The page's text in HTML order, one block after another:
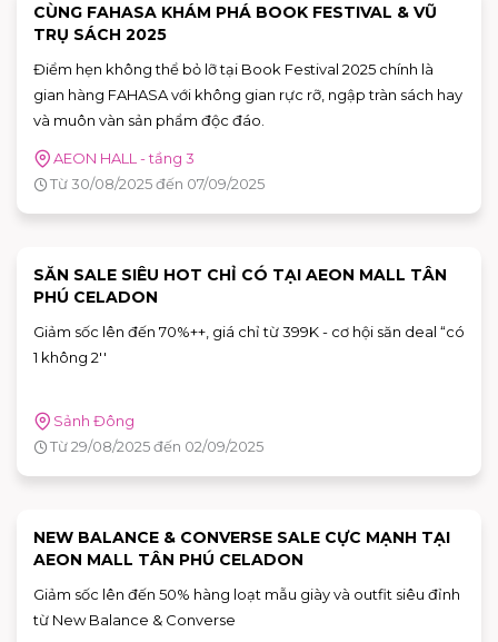
CÙNG FAHASA KHÁM PHÁ BOOK FESTIVAL & VŨ
TRỤ SÁCH 2025
Điểm hẹn không thể bỏ lỡ tại Book Festival 2025 chính là
gian hàng FAHASA với không gian rực rỡ, ngập tràn sách hay
và muôn vàn sản phẩm độc đáo.
AEON HALL - tầng 3
Từ 30/08/2025 đến 07/09/2025
SĂN SALE SIÊU HOT CHỈ CÓ TẠI AEON MALL TÂN
PHÚ CELADON
Giảm sốc lên đến 70%++, giá chỉ từ 399K - cơ hội săn deal “có
1 không 2''
Sảnh Đông
Từ 29/08/2025 đến 02/09/2025
NEW BALANCE & CONVERSE SALE CỰC MẠNH TẠI
AEON MALL TÂN PHÚ CELADON
Giảm sốc lên đến 50% hàng loạt mẫu giày và outfit siêu đỉnh
từ New Balance & Converse